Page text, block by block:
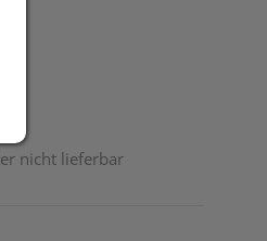
nicht lieferbar